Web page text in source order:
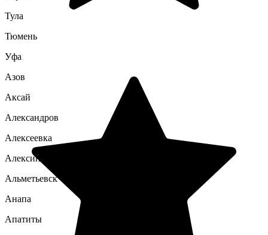
Тула
Тюмень
Уфа
Азов
Аксай
Александров
Алексеевка
Алексин
Альметьевск
Анапа
Апатиты